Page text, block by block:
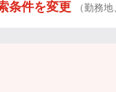
条件を変更 （勤務